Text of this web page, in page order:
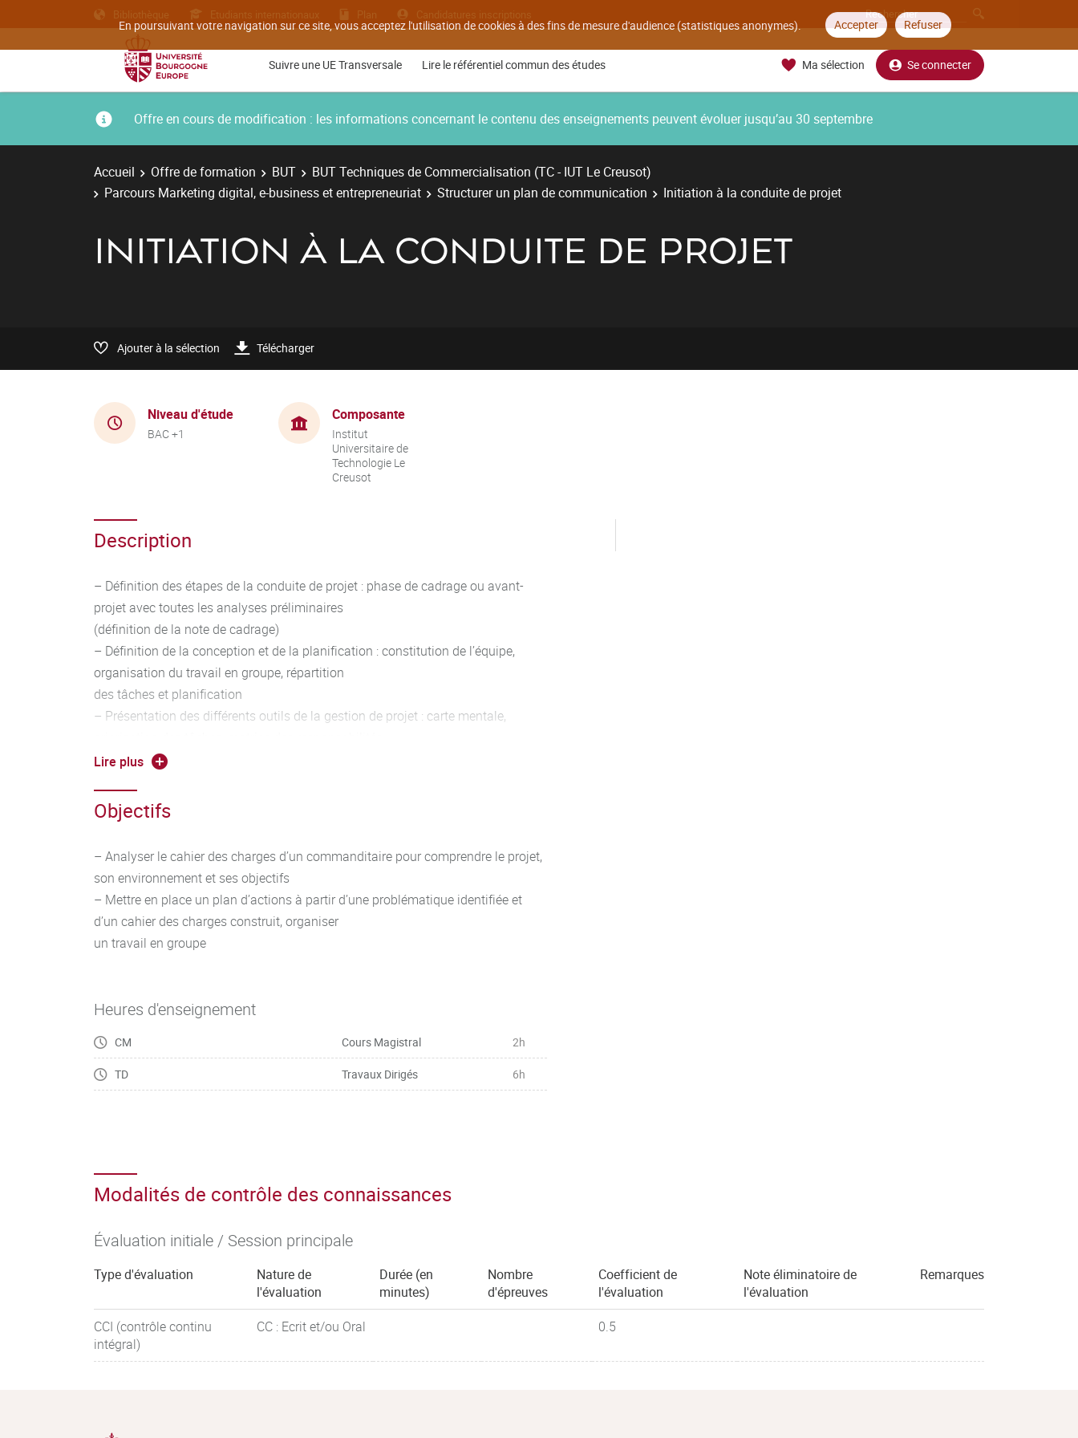
En poursuivant votre navigation sur ce site, vous acceptez l'utilisation de cookies à des fins de mesure d'audience (statistiques anonymes). Accepter Refuser
Bibliothèque Etudiants internationaux Plan Candidatures inscriptions
Suivre une UE Transversale Lire le référentiel commun des études Ma sélection Se connecter
Offre en cours de modification : les informations concernant le contenu des enseignements peuvent évoluer jusqu’au 30 septembre
Accueil Offre de formation BUT
BUT Techniques de Commercialisation (TC - IUT Le Creusot)
Parcours Marketing digital, e-business et entrepreneuriat
Structurer un plan de communication Initiation à la conduite de projet
INITIATION À LA CONDUITE DE PROJET
Ajouter à la sélection Télécharger
Niveau d'étude
BAC +1
Composante
Institut
Universitaire de
Technologie Le
Creusot
Description
– Définition des étapes de la conduite de projet : phase de cadrage ou avant-
projet avec toutes les analyses préliminaires
(définition de la note de cadrage)
– Définition de la conception et de la planification : constitution de l’équipe,
organisation du travail en groupe, répartition
des tâches et planification
– Présentation des différents outils de la gestion de projet : carte mentale,
diagramme de planification, outils de travail collaboratif, organisation de
Lire plus
Objectifs
– Analyser le cahier des charges d’un commanditaire pour comprendre le projet,
son environnement et ses objectifs
– Mettre en place un plan d’actions à partir d’une problématique identifiée et
d’un cahier des charges construit, organiser
un travail en groupe
Heures d'enseignement
CM Cours Magistral 2h
TD Travaux Dirigés 6h
Modalités de contrôle des connaissances
Évaluation initiale / Session principale
Type d'évaluation
Nature de
l'évaluation
Durée (en
minutes)
Nombre
d'épreuves
Coefficient de
l'évaluation
Note éliminatoire de
l'évaluation
Remarques
CCI (contrôle continu
intégral)
CC : Ecrit et/ou Oral 0.5